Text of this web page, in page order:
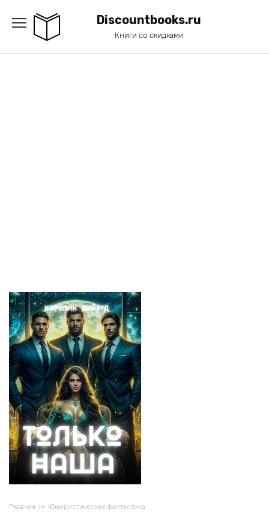
содержанию
Discountbooks.ru
Книги со скидками
Главная Юмористическая фантастика